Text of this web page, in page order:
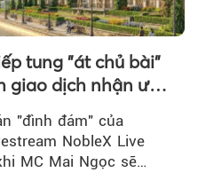
tung "át chủ bài"
giao dịch nhận ưu
"đình đám" của
NobleX Live
MC Mai Ngọc sẽ